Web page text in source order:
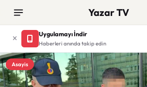
Yazar TV
Uygulamayı İndir
Haberleri anında takip edin
Asayis